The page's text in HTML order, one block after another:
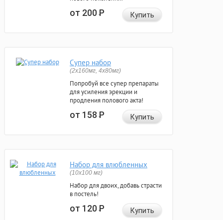
от 200Р Купить
Супер набор
(2х160мг, 4х80мг)
Попробуй все супер препараты
для усиления эрекции и
продления полового акта!
от 158Р Купить
Набор для влюбленных
(10х100 мг)
Набор для двоих, добавь страсти
в постель!
от 120Р Купить